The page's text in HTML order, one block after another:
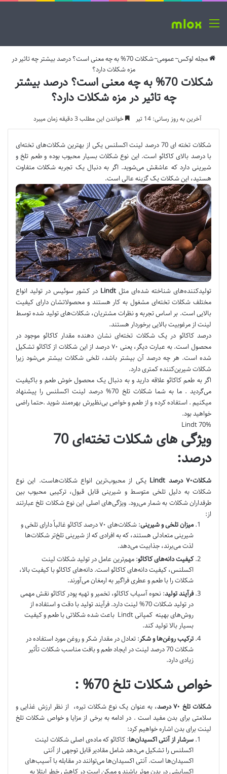
منو
مجله لوکس~عمومی~
شکلات 70% به چه معنی است؟ درصد بیشتر چه تاثیر در
مزه شکلات دارد؟
شکلات 70% به چه معنی است؟ درصد بیشتر
چه تاثیر در مزه شکلات دارد؟
آخرین به روز رسانی: 14 تیر خواندن این مطلب 3 دقیقه زمان میبرد
شکلات تخته ای 70 درصد لینت اکسلنس یکی از بهترین شکلات‌های تخته‌ای
با درصد بالای کاکائو است. این نوع شکلات بسیار محبوب بوده و طعم تلخ و
شیرینی دارد که عاشقش می‌شوید. اگر به دنبال یک تجربه شکلات متفاوت
هستید، این شکلات یک گزینه عالی است.
تولیدکننده‌های شناخته شده‌ای مثل Lindt در کشور سوئیس در تولید انواع
مختلف شکلات تخته‌ای مشغول به کار هستند و محصولاتشان دارای کیفیت
بالایی است. بر اساس تجربه و نظرات مشتریان، شکلات‌های تولید شده توسط
لینت از مرغوبیت بالایی برخوردار هستند.
درصد کاکائو در یک شکلات تخته‌ای نشان دهنده مقدار کاکائو موجود در
محصول است. به عبارت دیگر، یعنی ۷۰ درصد از این شکلات از کاکائو تشکیل
شده است. هر چه درصد آن بیشتر باشد، تلخی شکلات بیشتر می‌شود زیرا
شکلات شیرین‌کننده کمتری دارد.
اگر به طعم کاکائو علاقه دارید و به دنبال یک محصول خوش طعم و باکیفیت
می‌گردید . ما به شما شکلات تلخ 70% درصد لینت اکسلنس را پیشنهاد
میکنیم . استفاده کرده و از طعم و خواص بی‌نظیرش بهره‌مند شوید .حتما راضی
خواهید بود.
70% Lindt
ویژگی های شکلات تخته‌ای 70
درصد:
شکلات۷۰درصد
یکی از محبوب‌ترین انواع شکلات‌هاست. این نوع
شکلات به دلیل تلخی متوسط و شیرینی قابل قبول، ترکیبی محبوب بین
طرفداران شکلات به شمار می‌رود. ویژگی‌های اصلی این نوع شکلات تلخ عبارتند
از:
میزان تلخی و شیرینی
: شکلات‌های ۷۰ درصد کاکائو غالباً دارای تلخی و
شیرینی متعادلی هستند، که به افرادی که از شیرینی تلخ‌تر شکلات‌ها
لذت می‌برند، جذابیت می‌دهد.
کیفیت دانه‌های کاکائو: مهم‌ترین عامل در تولید شکلات لینت
اکسلنس، کیفیت دانه‌های کاکائو است. دانه‌های کاکائو با کیفیت بالا،
شکلات را با طعم و عطری فراگیر به ارمغان می‌آورند.
فرآیند تولید: نحوه آسیاب کاکائو، تخمیر و تهیه پودر کاکائو نقش مهمی
در تولید شکلات 70% لینت دارد. فرآیند تولید با دقت و استفاده از
روش‌های بهینه کمپانی Lindt باعث شده شکلاتی با طعم و کیفیت
بسیار بالا تولید کند.
ترکیب روغن‌ها و شکر: تعادل در مقدار شکر و روغن مورد استفاده در
شکلات 70 درصد لینت در ایجاد طعم و بافت مناسب شکلات تأثیر
زیادی دارد.
خواص شکلات تلخ 70% :
شکلات تلخ ۷۰درصد، به عنوان یک نوع شکلات تیره، از نظر ارزش غذایی و
سلامتی برای بدن مفید است . در ادامه به برخی از مزایا و خواص شکلات تلخ
لینت برای بدن اشاره خواهیم کرد:
سرشار از آنتی اکسیدان‌ها: کاکائو که ماده‌ی اصلی شکلات لینت
اکسلنس را تشکیل می‌دهد شامل مقادیر قابل توجهی از آنتی
اکسیدان‌ها است. آنتی اکسیدان‌ها می‌توانند در مقابله با آسیب‌های
اکسایشی در بدن موثر باشند و ممکن است در کاهش خطر ابتلا به